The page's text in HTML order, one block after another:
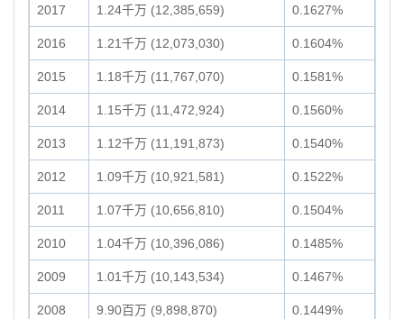
2017 1.24千万 (12,385,659) 0.1627%
2016 1.21千万 (12,073,030) 0.1604%
2015 1.18千万 (11,767,070) 0.1581%
2014 1.15千万 (11,472,924) 0.1560%
2013 1.12千万 (11,191,873) 0.1540%
2012 1.09千万 (10,921,581) 0.1522%
2011 1.07千万 (10,656,810) 0.1504%
2010 1.04千万 (10,396,086) 0.1485%
2009 1.01千万 (10,143,534) 0.1467%
2008 9.90百万 (9,898,870) 0.1449%